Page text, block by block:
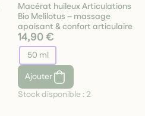
Macérat huileux Articulations
Bio Melilotus – massage
apaisant & confort articulaire
14,90 €
50 ml
Ajouter
Stock disponible : 2